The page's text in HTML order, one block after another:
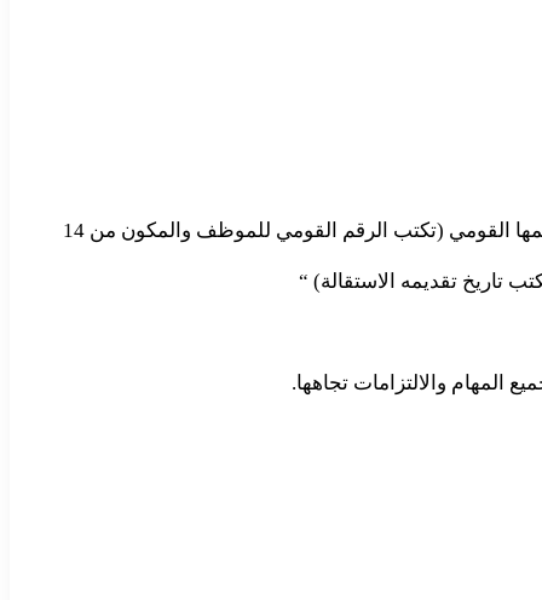
تستطيع البدء بهذه الجملة ” تقر الشركة (تكتب اسم الشركة) بأن السيد أو الأستاذ ( تكتب اسم الموظف كاملاً)، الذي يمتلك بطاقة رقمها القومي (تكتب الرقم القومي للموظف والمكون من 14
تاريخ تقديمه الاستقالة) “
والالتزامات تجاهها.